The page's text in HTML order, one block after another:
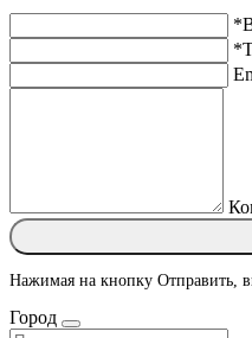
Нажимая на кнопку Отправить,
Город